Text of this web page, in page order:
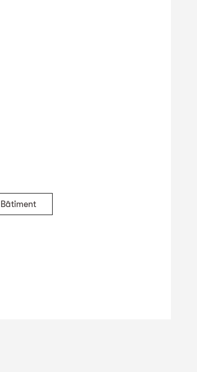
Bâtiment